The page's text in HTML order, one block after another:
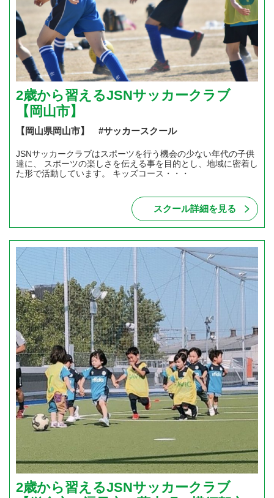
2歳から習えるJSNサッカークラブ
【岡山市】
【岡山県岡山市】 #サッカースクール
JSNサッカークラブはスポーツを行う機会の少ない年代の子供
達に、 スポーツの楽しさを伝える事を目的とし、地域に密着し
た形で活動しています。 キッズコース・・・
スクール詳細を見る
2歳から習えるJSNサッカークラブ